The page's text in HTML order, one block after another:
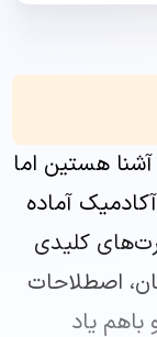
از معلم‌
انگلیسی
و بعد
و
از سال
هستین اما
آماده
کلیدی
اصطلاحات
یاد